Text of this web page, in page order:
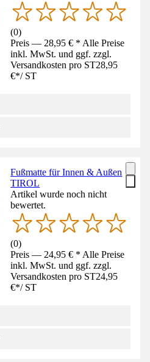
(0)
Preis — 28,95 € * Alle Preise
inkl. MwSt. und ggf. zzgl.
Versandkosten pro ST28,95
€*/ ST
Fußmatte für Innen & Außen
TIROL
Artikel wurde noch nicht
bewertet.
(0)
Preis — 24,95 € * Alle Preise
inkl. MwSt. und ggf. zzgl.
Versandkosten pro ST24,95
€*/ ST